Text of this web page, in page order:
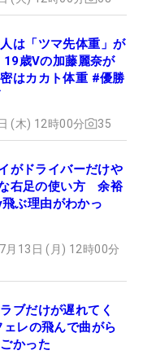
は「ツマ先体重」が
19歳Vの加藤麗奈が
はカカト体重 #優勝
(木) 12時00分 35
がドライバーだけや
右足の使い方 余裕
ぶ理由がわかっ
月13日 (月) 12時00分
ブだけが遅れてく
レの飛んで曲がら
かった